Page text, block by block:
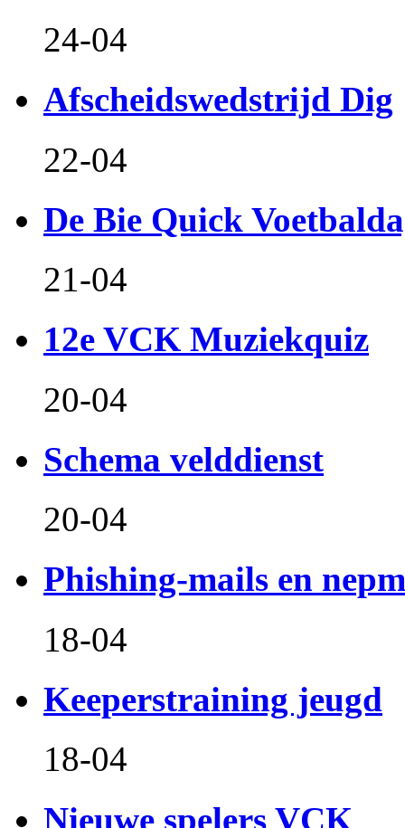
24-04
Afscheidswedstrijd Dig
22-04
De Bie Quick
21-04
12e VCK Muziekquiz
20-04
Schema velddienst
20-04
Phishing-mails en
18-04
Keeperstraining jeugd
18-04
Nieuwe spelers VCK